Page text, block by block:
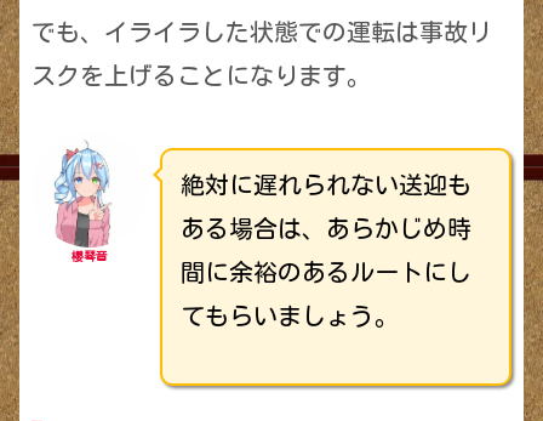
でも、イライラした状態での運転は事故リ
スクを上げることになります。
櫻琴音
絶対に遅れられない送迎も
ある場合は、あらかじめ時
間に余裕のあるルートにし
てもらいましょう。